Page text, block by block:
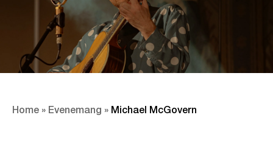
Home » Evenemang » Michael McGovern